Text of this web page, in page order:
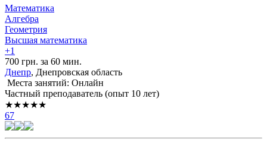
Математика
Алгебра
Геометрия
Высшая математика
+1
700 грн. за 60 мин.
Днепр, Днепровская область
Места занятий: Онлайн
Частный преподаватель (опыт 10 лет)
★★★★★
67